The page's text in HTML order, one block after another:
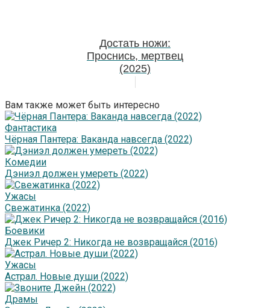
Достать ножи:
Проснись, мертвец
(2025)
Вам также может быть интересно
Фантастика
Чёрная Пантера: Ваканда навсегда (2022)
Комедии
Дэниэл должен умереть (2022)
Ужасы
Свежатинка (2022)
Боевики
Джек Ричер 2: Никогда не возвращайся (2016)
Ужасы
Астрал. Новые души (2022)
Драмы